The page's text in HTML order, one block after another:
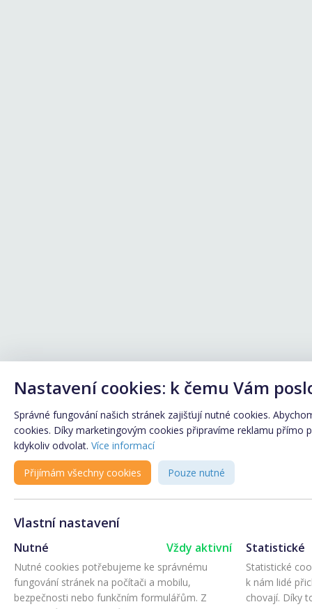
Nastavení cookies: k čemu Vám
Správné fungování našich stránek zajišťují nutné cookies.
cookies. Díky marketingovým cookies připravíme reklamu přímo
kdykoliv odvolat. Více informací
Přijímám všechny cookies Pouze nutné
Vlastní nastavení
Nutné Vždy aktivní
Nutné cookies potřebujeme ke správnému
fungování stránek na počítači a mobilu,
bezpečnosti nebo funkčním formulářům. Z
Statistické
Statistické
k nám lidé
chovají. Díky